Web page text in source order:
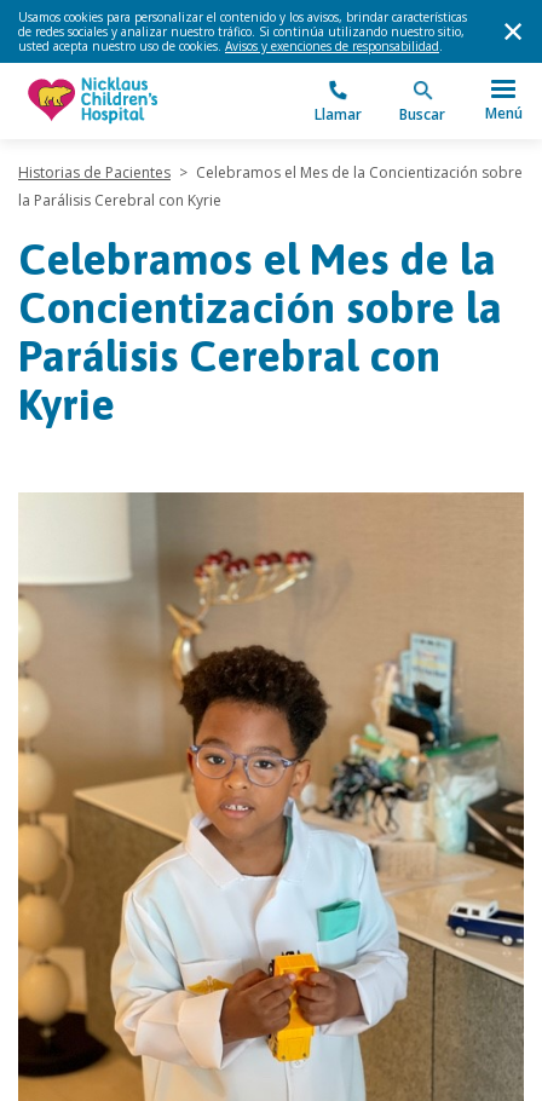
Usamos cookies para personalizar el contenido y los avisos, brindar características
de redes sociales y analizar nuestro tráfico. Si continúa utilizando nuestro sitio,
usted acepta nuestro uso de cookies. Avisos y exenciones de responsabilidad.
Llamar Buscar Menú
Historias de Pacientes > Celebramos el Mes de la Concientización sobre
la Parálisis Cerebral con Kyrie
Celebramos el Mes de la
Concientización sobre la
Parálisis Cerebral con
Kyrie